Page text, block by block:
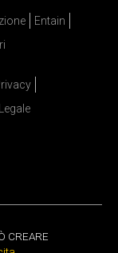
Entain
CREARE